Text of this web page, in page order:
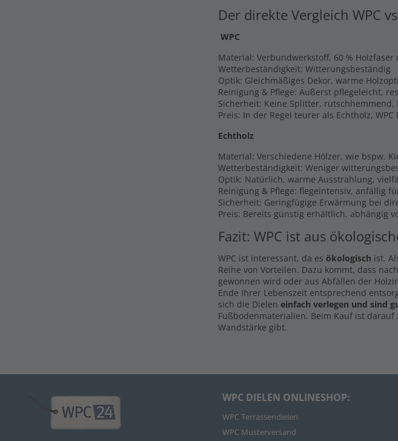
Der direkte Vergleich WPC
WPC
Material: Verbundwerkstoff, 60 %
Wetterbeständigkeit: Witterungsbeständig
Optik: Gleichmäßiges Dekor, warme
Reinigung & Pflege: Äußerst pflegeleicht,
Sicherheit: Keine Splitter,
Preis: In der Regel teurer als Echtholz,
Echtholz
Material: Verschiedene Hölzer, wie bspw.
Wetterbeständigkeit: Weniger
Optik: Natürlich, warme Ausstrahlung,
Reinigung & Pflege: flegeintensiv, anfällig
Sicherheit: Geringfügige Erwärmung bei
Preis: Bereits günstig erhältlich, abhängig
Fazit: WPC ist aus
WPC ist interessant, da es ökologisch ist.
Reihe von Vorteilen. Dazu kommt, dass
gewonnen wird oder aus Abfällen der
Ende Ihrer Lebenszeit entsprechend
sich die Dielen einfach verlegen und sind
Fußbodenmaterialien. Beim Kauf ist
Wandstärke gibt.
WPC DIELEN ONLINESHOP:
WPC Terrassendielen
WPC Musterversand